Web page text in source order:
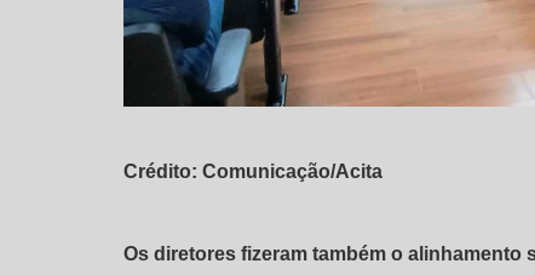
Crédito: Comunicação/Acita
Os diretores fizeram também o